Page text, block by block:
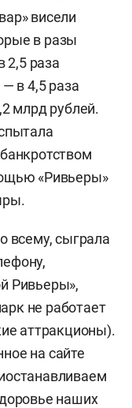
висели
в разы
2,5 раза
в 4,5 раза
млрд рублей.
«Ривьеры»
всему, сыграла
Ривьеры»,
не работает
аттракционы).
на сайте
наших